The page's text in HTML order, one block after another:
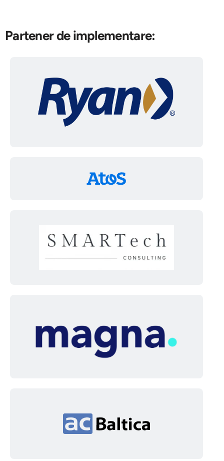
Partener de implementare: